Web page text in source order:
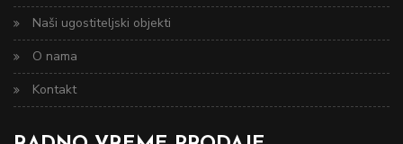
Naši ugostiteljski objekti
O nama
Kontakt